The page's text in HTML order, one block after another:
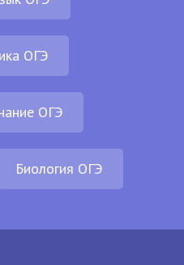
ОГЭ
ОГЭ
Биология ОГЭ